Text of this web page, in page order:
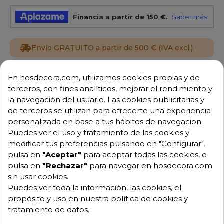
Envío GRATUITO a partir de 500 € (IVA excl.)
Garantía mínima de 1 año.
Pago 100% seguro.
Consulta tus dudas con nosotros.
976 25 59 91
info@hosdecora.com
Hablemos
Pide tu presupuesto
En hosdecora.com, utilizamos cookies propias y de
terceros, con fines analíticos, mejorar el rendimiento y
la navegación del usuario. Las cookies publicitarias y
de terceros se utilizan para ofrecerte una experiencia
personalizada en base a tus hábitos de navegacion.
Puedes ver el uso y tratamiento de las cookies y
modificar tus preferencias pulsando en "Configurar",
pulsa en "Aceptar" para aceptar todas las cookies, o
pulsa en "Rechazar" para navegar en hosdecora.com
sin usar cookies.
Puedes ver toda la información, las cookies, el
propósito y uso en nuestra política de cookies y
tratamiento de datos.